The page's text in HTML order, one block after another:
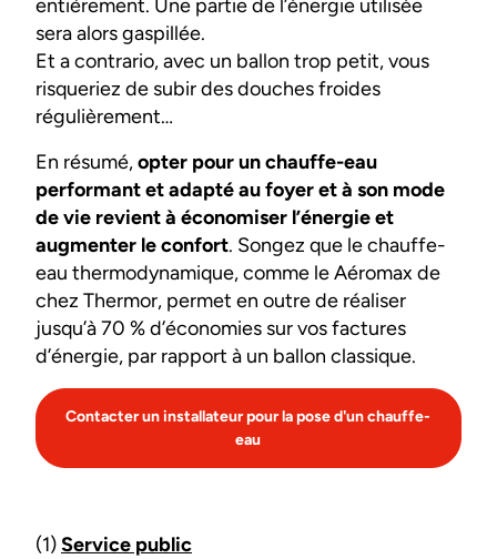
entièrement. Une partie de l’énergie utilisée
sera alors gaspillée.
Et a contrario, avec un ballon trop petit, vous
risqueriez de subir des douches froides
régulièrement…
En résumé,opter pour un chauffe-eau
performant et adapté au foyer et à son mode
de vie revient à économiser l’énergie et
augmenter le confort. Songez que le chauffe-
eau thermodynamique, comme le Aéromax de
chez Thermor, permet en outre de réaliser
jusqu’à 70 % d’économies sur vos factures
d’énergie, par rapport à un ballon classique.
Contacter un installateur pour la pose d'un chauffe-
eau
(1)Service public